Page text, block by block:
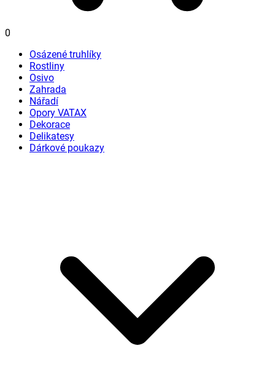
0
Osázené truhlíky
Rostliny
Osivo
Zahrada
Nářadí
Opory VATAX
Dekorace
Delikatesy
Dárkové poukazy